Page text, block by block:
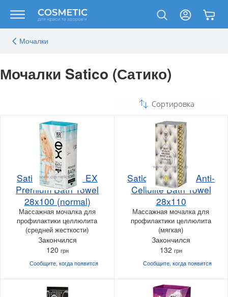
Мочалки
Мочалки Satico (Сатико)
Сортировка
Satico Yuri Moto EX
Premium Bath Towel
28x100 (normal)
Массажная мочалка для
профилактики целлюлита
(средней жесткости)
Закончился
120 грн
Сообщите, когдапоявится
Satico Yuri Moto Anti-
Cellulite Bath Towel
28x110
Массажная мочалка для
профилактики целлюлита
(мягкая)
Закончился
132 грн
Сообщите, когдапоявится